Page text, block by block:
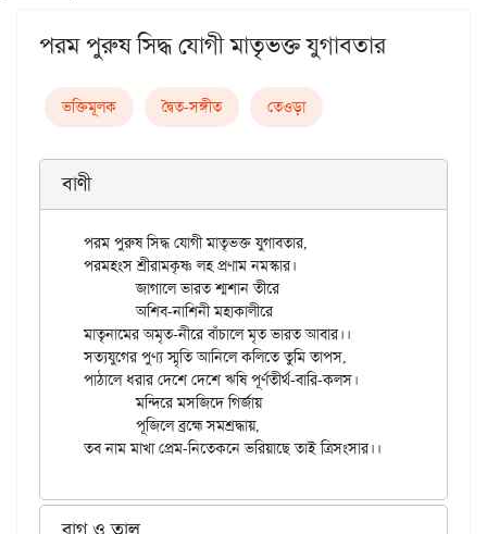
পরম পুরুষ সিদ্ধ যোগী মাতৃভক্ত যুগাবতার
ভক্তিমূলক দ্বৈত-সঙ্গীত তেওড়া
বাণী
পরম পুরুষ সিদ্ধ যোগী মাতৃভক্ত যুগাবতার,
পরমহংস শ্রীরামকৃষ্ণ লহ প্রণাম নমস্কার।
	জাগালে ভারত শ্মশান তীরে
	অশিব-নাশিনী মহাকালীরে
মাতৃনামের অমৃত-নীরে বাঁচালে মৃত ভারত আবার।।
সত্যযুগের পুণ্য স্মৃতি আনিলে কলিতে তুমি তাপস,
পাঠালে ধরার দেশে দেশে ঋষি পূর্ণতীর্থ-বারি-কলস।
	মন্দিরে মসজিদে গির্জায়